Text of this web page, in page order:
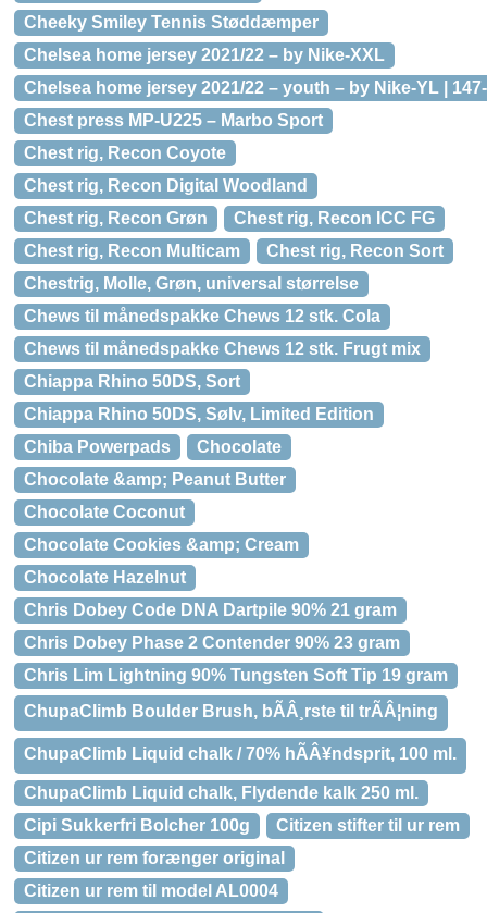
Cheeky Smiley Tennis Støddæmper
Chelsea home jersey 2021/22 – by Nike-XXL
Chelsea home jersey 2021/22 – youth – by Nike-YL |
Chest press MP-U225 – Marbo Sport
Chest rig, Recon Coyote
Chest rig, Recon Digital Woodland
Chest rig, Recon Grøn
Chest rig, Recon ICC FG
Chest rig, Recon Multicam
Chest rig, Recon Sort
Chestrig, Molle, Grøn, universal størrelse
Chews til månedspakke Chews 12 stk. Cola
Chews til månedspakke Chews 12 stk. Frugt mix
Chiappa Rhino 50DS, Sort
Chiappa Rhino 50DS, Sølv, Limited Edition
Chiba Powerpads
Chocolate
Chocolate &amp; Peanut Butter
Chocolate Coconut
Chocolate Cookies &amp; Cream
Chocolate Hazelnut
Chris Dobey Code DNA Dartpile 90% 21 gram
Chris Dobey Phase 2 Contender 90% 23 gram
Chris Lim Lightning 90% Tungsten Soft Tip 19 gram
ChupaClimb Boulder Brush, bÃÂ¸rste til trÃÂ¦ning
ChupaClimb Liquid chalk / 70% hÃÂ¥ndsprit, 100 ml.
ChupaClimb Liquid chalk, Flydende kalk 250 ml.
Cipi Sukkerfri Bolcher 100g
Citizen stifter til ur rem
Citizen ur rem forænger original
Citizen ur rem til model AL0004